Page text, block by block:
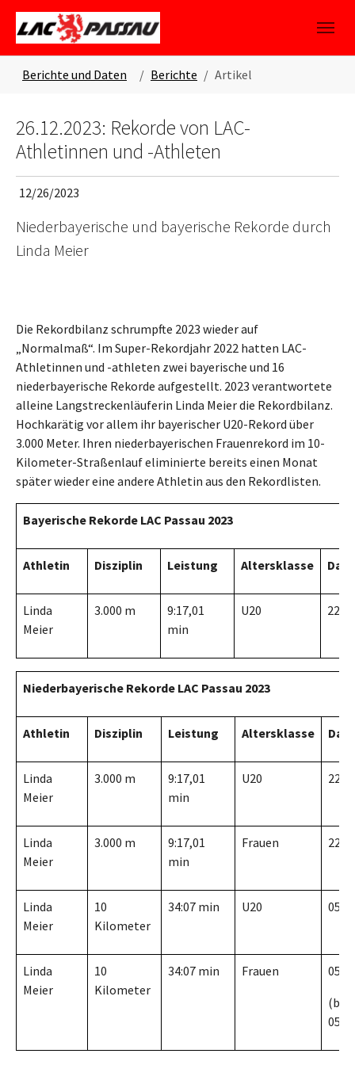
Skip to main content
Skip to page footer
Berichte und Daten Berichte Artikel
26.12.2023: Rekorde von LAC-
Athletinnen und -Athleten
12/26/2023
Niederbayerische und bayerische Rekorde durch
Linda Meier
Die Rekordbilanz schrumpfte 2023 wieder auf
„Normalmaß“. Im Super-Rekordjahr 2022 hatten LAC-
Athletinnen und -athleten zwei bayerische und 16
niederbayerische Rekorde aufgestellt. 2023 verantwortete
alleine Langstreckenläuferin Linda Meier die Rekordbilanz.
Hochkarätig vor allem ihr bayerischer U20-Rekord über
3.000 Meter. Ihren niederbayerischen Frauenrekord im 10-
Kilometer-Straßenlauf eliminierte bereits einen Monat
später wieder eine andere Athletin aus den Rekordlisten.
Bayerische Rekorde LAC Passau 2023
Athletin Disziplin Leistung Altersklasse
Linda
Meier
3.000 m
9:17,01
min
U20
Niederbayerische Rekorde LAC Passau 2023
Athletin Disziplin Leistung Altersklasse
Linda
Meier
3.000 m
9:17,01
min
U20
Linda
Meier
3.000 m
9:17,01
min
Frauen
Linda
Meier
10
Kilometer
34:07 min U20
Linda
Meier
10
Kilometer
34:07 min Frauen
(bis